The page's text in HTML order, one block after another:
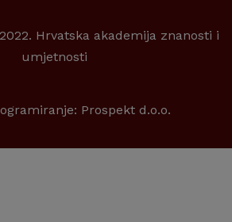
Hrvatska akademija znanosti i
umjetnosti
Prospekt d.o.o.